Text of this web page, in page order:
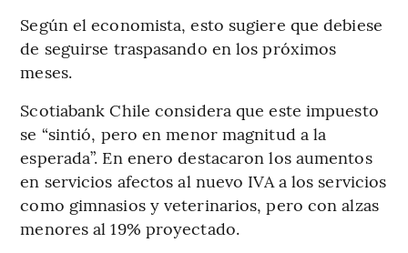
Según el economista, esto sugiere que debiese
de seguirse traspasando en los próximos
meses.
Scotiabank Chile considera que este impuesto
se “sintió, pero en menor magnitud a la
esperada”. En enero destacaron los aumentos
en servicios afectos al nuevo IVA a los servicios
como gimnasios y veterinarios, pero con alzas
menores al 19% proyectado.